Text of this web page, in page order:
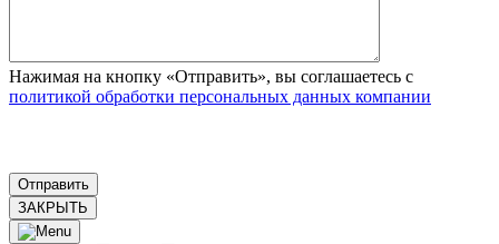
Нажимая на кнопку «Отправить», вы соглашаетесь с
политикой обработки персональных данных компании
ЗАКРЫТЬ